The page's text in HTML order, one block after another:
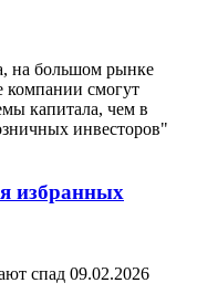
на большом рынке
компании смогут
капитала, чем в
инвесторов"
избранных
спад 09.02.2026